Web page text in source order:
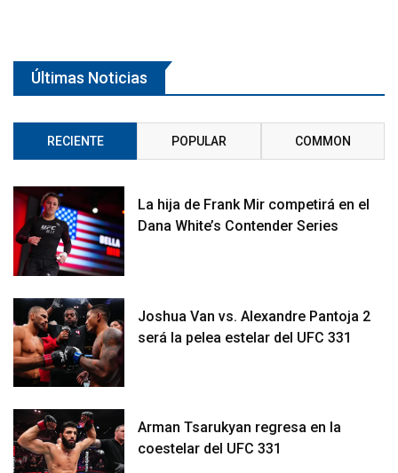
Últimas Noticias
RECIENTE POPULAR COMMON
La hija de Frank Mir competirá en el
Dana White’s Contender Series
Joshua Van vs. Alexandre Pantoja 2
será la pelea estelar del UFC 331
Arman Tsarukyan regresa en la
coestelar del UFC 331